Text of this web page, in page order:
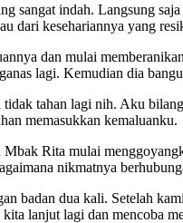
sangat indah. Langsung
dari kesehariannya yang
dan mulai
lagi. Kemudian dia
tidak tahan lagi nih. Aku
memasukkan kemaluanku.
Mbak Rita mulai
nikmatnya
badan dua kali. Setelah
lanjut lagi dan mencoba